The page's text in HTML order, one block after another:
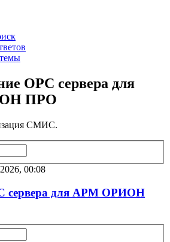
OPC сервера для
ПРО
СМИС.
00:08
сервера для АРМ ОРИОН